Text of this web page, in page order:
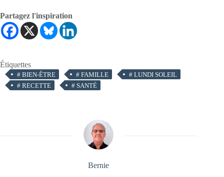
Partagez l'inspiration
Étiquettes
# BIEN-ÊTRE # FAMILLE # LUNDI SOLEIL
# RECETTE # SANTÉ
Bernie